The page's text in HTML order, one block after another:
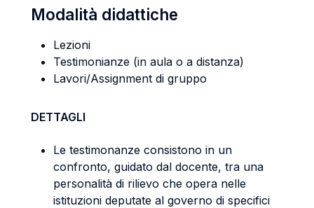
Modalità didattiche
Lezioni
Testimonianze (in aula o a distanza)
Lavori/Assignment di gruppo
DETTAGLI
Le testimonanze consistono in un
confronto, guidato dal docente, tra una
personalità di rilievo che opera nelle
istituzioni deputate al governo di specifici